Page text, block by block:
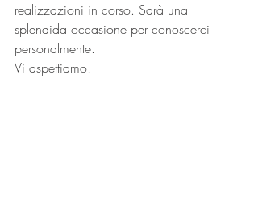
realizzazioni in corso. Sarà una
splendida occasione per conoscerci
personalmente.
Vi aspettiamo!